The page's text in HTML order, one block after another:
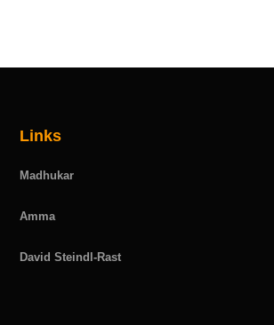
Links
Madhukar
Amma
David Steindl-Rast